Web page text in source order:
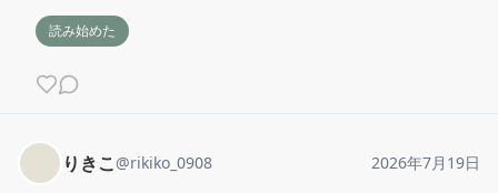
読み始めた
りきこ@rikiko_0908 2026年7月19日